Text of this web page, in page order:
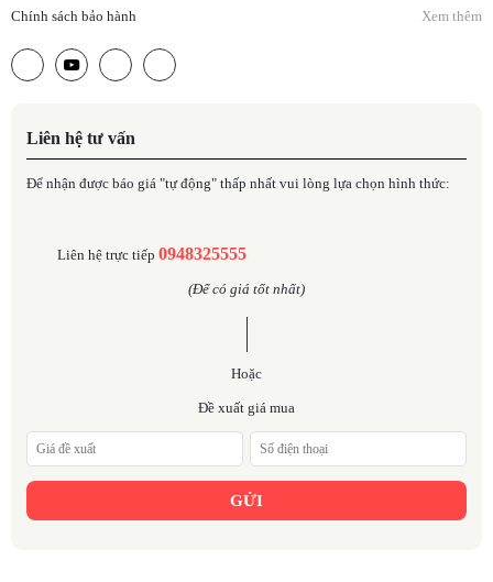
Chính sách bảo hành Xem thêm
Liên hệ tư vấn
Để nhận được báo giá "tự động" thấp nhất vui lòng lựa chọn hình thức:
Liên hệ trực tiếp 0948325555
(Để có giá tốt nhất)
Hoặc
Đề xuất giá mua
GỬI